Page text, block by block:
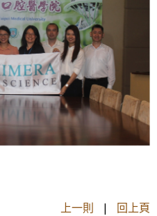
上一則 | 回上頁